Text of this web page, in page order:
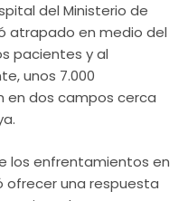
del Ministerio de
atrapado en medio del
pacientes y al
unos 7.000
en dos campos cerca
los enfrentamientos en
ofrecer una respuesta